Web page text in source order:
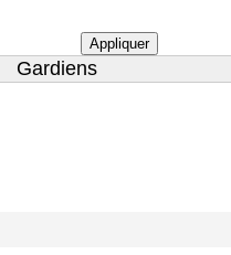
Appliquer
Gardiens